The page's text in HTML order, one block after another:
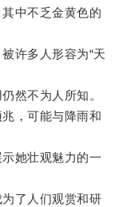
中不乏金黄色的
许多人形容为“天
然不为人所知。
，可能与降雨和
她壮观魅力的一
了人们观赏和研